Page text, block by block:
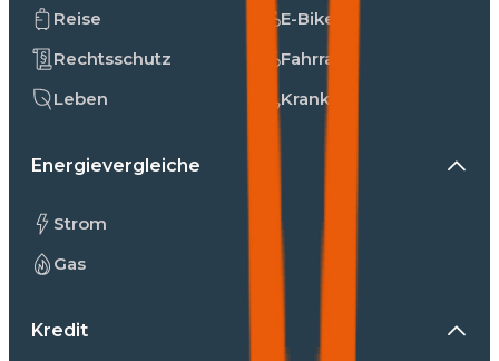
Reise
Rechtsschutz
Leben
E-Bike
Fahrrad
Kranken
Energievergleiche
Strom
Gas
Kredit